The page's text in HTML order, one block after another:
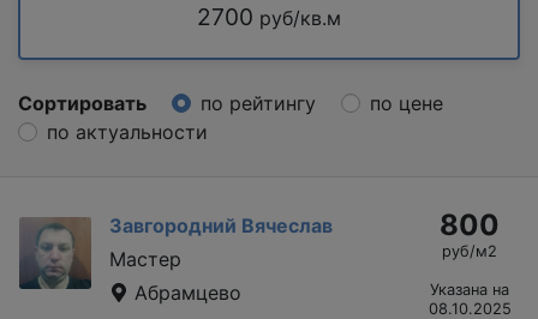
2700 руб/кв.м
Сортировать по рейтингу
по цене
по актуальности
Завгородний Вячеслав
Мастер
Абрамцево
800
руб/м2
Указана на
08.10.2025